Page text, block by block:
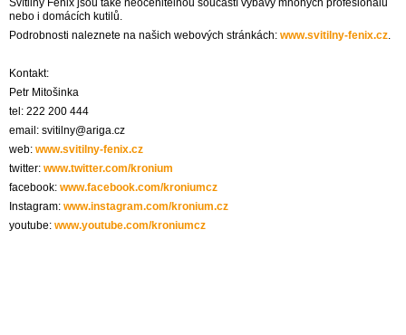
Svítilny Fenix jsou také neocenitelnou součástí výbavy mnohých profesionálů
nebo i domácích kutilů.
Podrobnosti naleznete na našich webových stránkách: www.svitilny-fenix.cz.
Kontakt:
Petr Mitošinka
tel: 222 200 444
email: svitilny@ariga.cz
web: www.svitilny-fenix.cz
twitter: www.twitter.com/kronium
facebook: www.facebook.com/kroniumcz
Instagram: www.instagram.com/kronium.cz
youtube: www.youtube.com/kroniumcz